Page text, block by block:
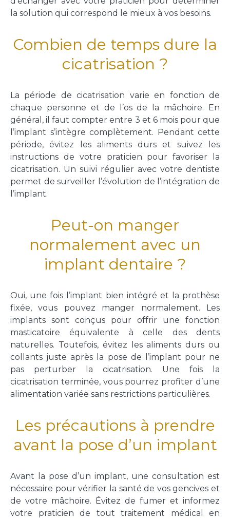
la solution qui correspond le mieux à vos besoins.
Combien de temps dure la
cicatrisation ?
La période de cicatrisation varie en fonction de
chaque personne et de l’os de la mâchoire. En
général, il faut compter entre 3 et 6 mois pour que
l’implant s’intègre complètement. Pendant cette
période, évitez les aliments durs et suivez les
instructions de votre praticien pour favoriser la
cicatrisation. Un suivi régulier avec votre dentiste
permet de surveiller l’évolution de l’intégration de
l’implant.
Peut-on manger
normalement avec un
implant dentaire ?
Oui, une fois l’implant bien intégré et la prothèse
fixée, vous pouvez manger normalement. Les
implants sont conçus pour offrir une fonction
masticatoire équivalente à celle des dents
naturelles. Toutefois, évitez les aliments durs ou
collants juste après la pose de l’implant pour ne
pas perturber la cicatrisation. Une fois la
cicatrisation terminée, vous pourrez profiter d’une
alimentation variée sans restrictions particulières.
Les précautions à prendre
avant la pose d’un implant
Avant la pose d’un implant, une consultation est
nécessaire pour vérifier la santé de vos gencives et
de votre mâchoire. Évitez de fumer et informez
votre praticien de tout traitement médical en